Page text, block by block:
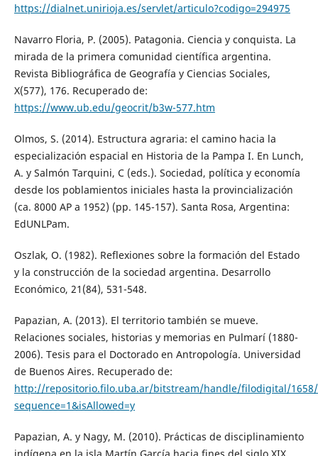
https://dialnet.unirioja.es/servlet/articulo?codigo=294975
Navarro Floria, P. (2005). Patagonia. Ciencia y conquista. La
mirada de la primera comunidad científica argentina.
Revista Bibliográfica de Geografía y Ciencias Sociales,
X(577), 176. Recuperado de:
https://www.ub.edu/geocrit/b3w-577.htm
Olmos, S. (2014). Estructura agraria: el camino hacia la
especialización espacial en Historia de la Pampa I. En Lunch,
A. y Salmón Tarquini, C (eds.). Sociedad, política y economía
desde los poblamientos iniciales hasta la provincialización
(ca. 8000 AP a 1952) (pp. 145-157). Santa Rosa, Argentina:
EdUNLPam.
Oszlak, O. (1982). Reflexiones sobre la formación del Estado
y la construcción de la sociedad argentina. Desarrollo
Económico, 21(84), 531-548.
Papazian, A. (2013). El territorio también se mueve.
Relaciones sociales, historias y memorias en Pulmarí (1880-
2006). Tesis para el Doctorado en Antropología. Universidad
de Buenos Aires. Recuperado de:
http://repositorio.filo.uba.ar/bitstream/handle/filodigital/1658/
sequence=1&isAllowed=y
Papazian, A. y Nagy, M. (2010). Prácticas de disciplinamiento